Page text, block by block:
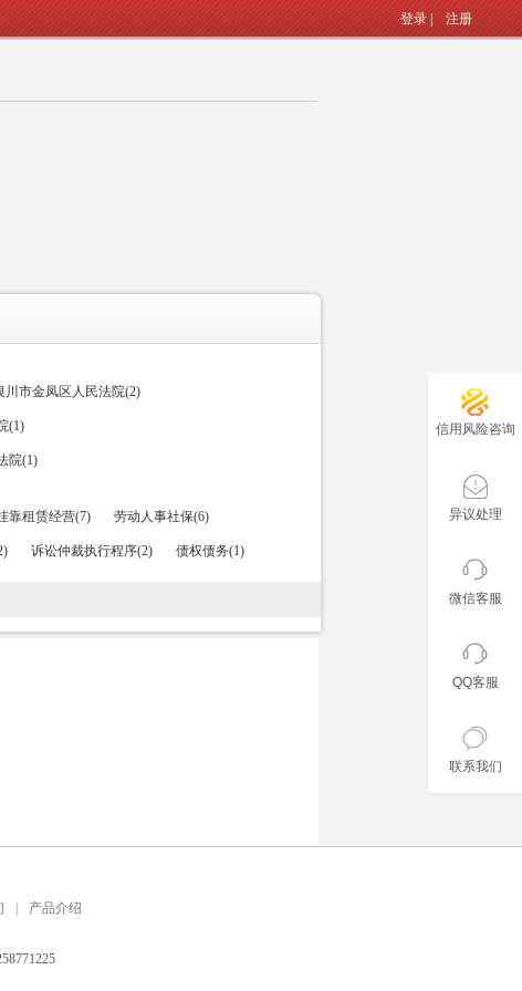
登录| 注册
川市金凤区人民法院(2)
(1)
院(1)
靠租赁经营(7) 劳动人事社保(6)
诉讼仲裁执行程序(2) 债权债务(1)
信用风险咨询
异议处理
微信客服
QQ客服
联系我们
产品介绍